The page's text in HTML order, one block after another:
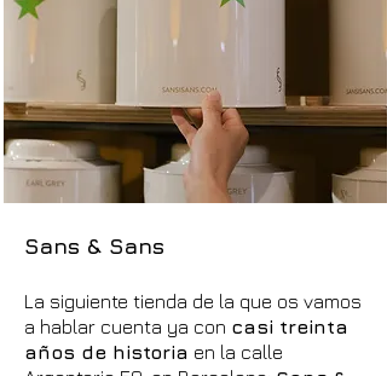
Sans & Sans
La siguiente tienda de la que os vamos
a hablar cuenta ya con casi treinta
años de historia en la calle